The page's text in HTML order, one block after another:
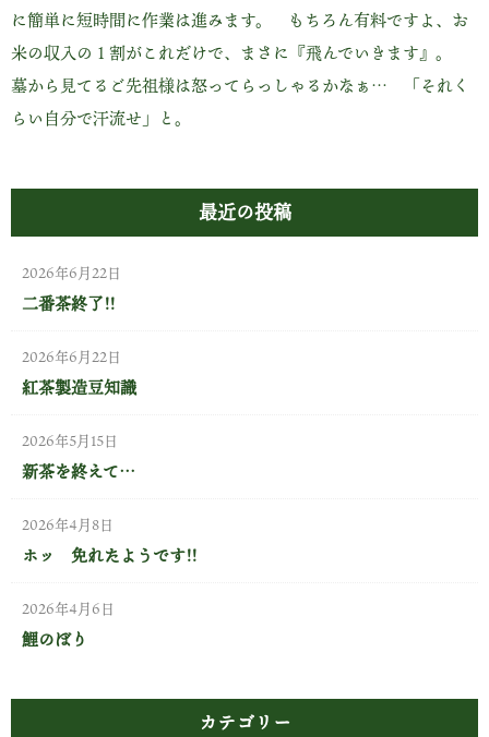
に簡単に短時間に作業は進みます。 もちろん有料ですよ、お
米の収入の１割がこれだけで、まさに『飛んでいきます』。
墓から見てるご先祖様は怒ってらっしゃるかなぁ… 「それく
らい自分で汗流せ」と。
最近の投稿
二番茶終了!!
2026年6月22日
紅茶製造豆知識
2026年6月22日
新茶を終えて…
2026年5月15日
ホッ 免れたようです!!
2026年4月8日
鯉のぼり
2026年4月6日
カテゴリー